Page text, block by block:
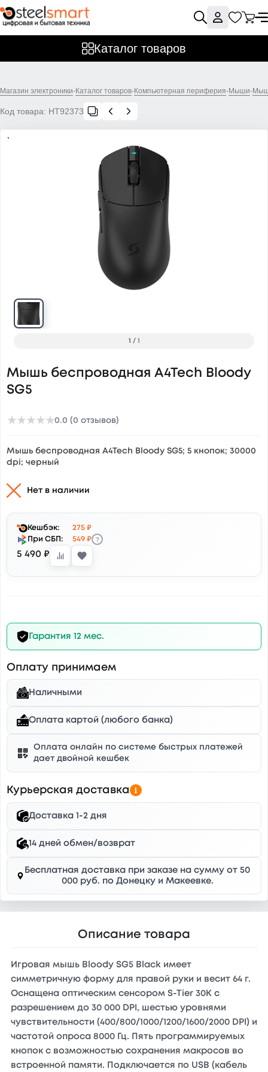
Каталог товаров
Магазин электроники-Каталог товаров-Компьютерная периферия-Мыши-
Код товара: НТ92373
1 / 1
Мышь беспроводная A4Tech Bloody
SG5
★★★★★0.0 (0 отзывов)
Мышь беспроводная A4Tech Bloody SG5; 5 кнопок; 30000
dpi; черный
Нет в наличии
Кешбэк:
275 ₽
При СБП:
549 ₽ ?
5 490 ₽
Гарантия 12 мес.
Оплату принимаем
Наличными
Оплата картой (любого банка)
Оплата онлайн по системе быстрых платежей
дает двойной кешбек
Курьерская доставка
Доставка 1-2 дня
14 дней обмен/возврат
Бесплатная доставка при заказе на сумму от 50
000 руб. по Донецку и Макеевке.
Описание товара
Игровая мышь Bloody SG5 Black имеет
симметричную форму для правой руки и весит 64 г.
Оснащена оптическим сенсором S-Tier 30K с
разрешением до 30 000 DPI, шестью уровнями
чувствительности (400/800/1000/1200/1600/2000 DPI) и
частотой опроса 8000 Гц. Пять программируемых
кнопок с возможностью сохранения макросов во
встроенной памяти. Подключается по USB (кабель